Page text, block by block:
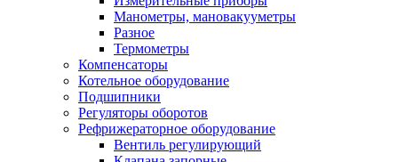
Манометры, мановакууметры
Разное
Термометры
Компенсаторы
Котельное оборудование
Подшипники
Регуляторы оборотов
Рефрижераторное оборудование
Вентиль регулирующий